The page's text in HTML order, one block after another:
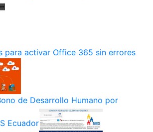
para activar Office 365 sin errores
de Desarrollo Humano por
Ecuador